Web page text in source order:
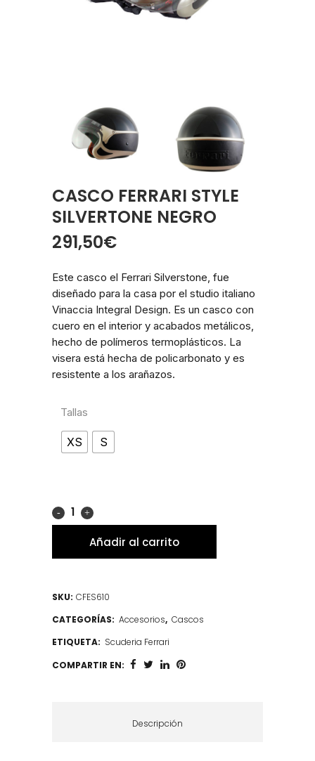
CASCO FERRARI STYLE
SILVERTONE NEGRO
291,50€
Este casco el Ferrari Silverstone, fue
diseñado para la casa por el studio italiano
Vinaccia Integral Design. Es un casco con
cuero en el interior y acabados metálicos,
hecho de polímeros termoplásticos. La
visera está hecha de policarbonato y es
resistente a los arañazos.
Tallas
XS S
Añadir al carrito
SKU: CFES610
CATEGORÍAS: Accesorios, Cascos
ETIQUETA: Scuderia Ferrari
COMPARTIR EN:
Descripción